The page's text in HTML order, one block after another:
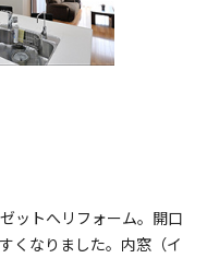
ットへリフォーム。開口
くなりました。内窓（イ